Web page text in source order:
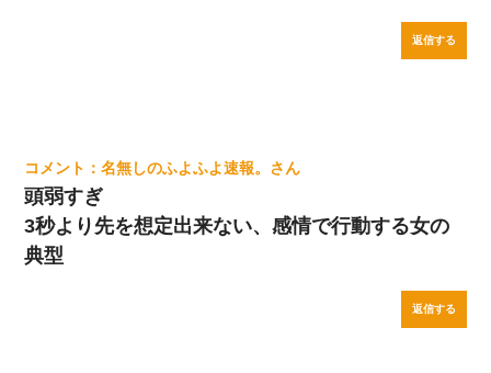
返信する
名無しのふよふよ速報。
頭弱すぎ
3秒より先を想定出来ない、感情で行動する女の
典型
返信する